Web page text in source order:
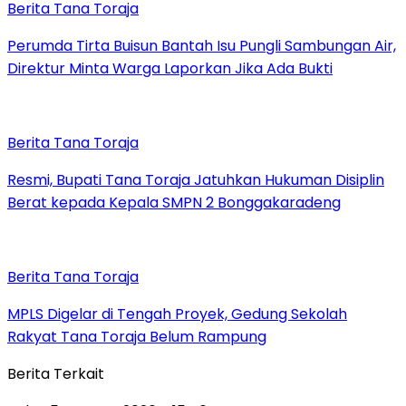
Berita Tana Toraja
Perumda Tirta Buisun Bantah Isu Pungli Sambungan Air,
Direktur Minta Warga Laporkan Jika Ada Bukti
Berita Tana Toraja
Resmi, Bupati Tana Toraja Jatuhkan Hukuman Disiplin
Berat kepada Kepala SMPN 2 Bonggakaradeng
Berita Tana Toraja
MPLS Digelar di Tengah Proyek, Gedung Sekolah
Rakyat Tana Toraja Belum Rampung
Berita Terkait